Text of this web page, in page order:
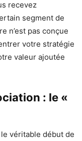
recevez
segment de
n’est pas conçue
votre stratégie
valeur ajoutée
: le «
véritable début de